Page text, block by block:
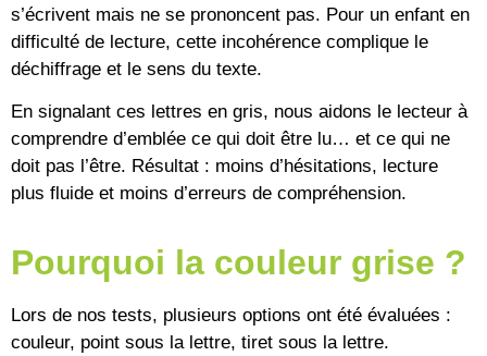
s’écrivent mais ne se prononcent pas. Pour un enfant en
difficulté de lecture, cette incohérence complique le
déchiffrage et le sens du texte.
En signalant ces lettres en gris, nous aidons le lecteur à
comprendre d’emblée ce qui doit être lu… et ce qui ne
doit pas l’être. Résultat : moins d’hésitations, lecture
plus fluide et moins d’erreurs de compréhension.
Pourquoi la couleur grise ?
Lors de nos tests, plusieurs options ont été évaluées :
couleur, point sous la lettre, tiret sous la lettre.